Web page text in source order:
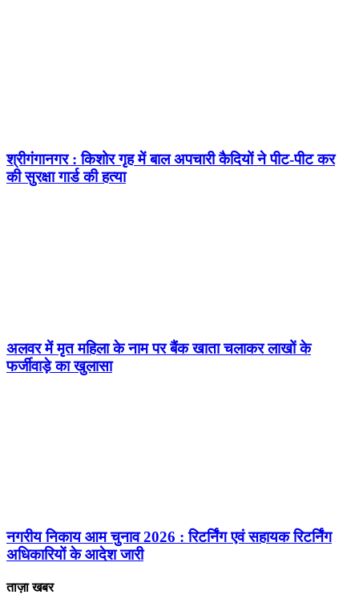
श्रीगंगानगर : किशोर गृह में बाल अपचारी कैदियों ने पीट-पीट कर
की सुरक्षा गार्ड की हत्या
अलवर में मृत महिला के नाम पर बैंक खाता चलाकर लाखों के
फर्जीवाड़े का खुलासा
नगरीय निकाय आम चुनाव 2026 : रिटर्निंग एवं सहायक रिटर्निंग
अधिकारियों के आदेश जारी
ताज़ा खबर